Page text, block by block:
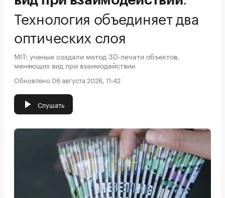
Технология объединяет два
оптических слоя
MIT: ученые создали метод 3D-печати объектов,
меняющих вид при взаимодействии
Обновлено 06 августа 2026, 11:42
Слушать